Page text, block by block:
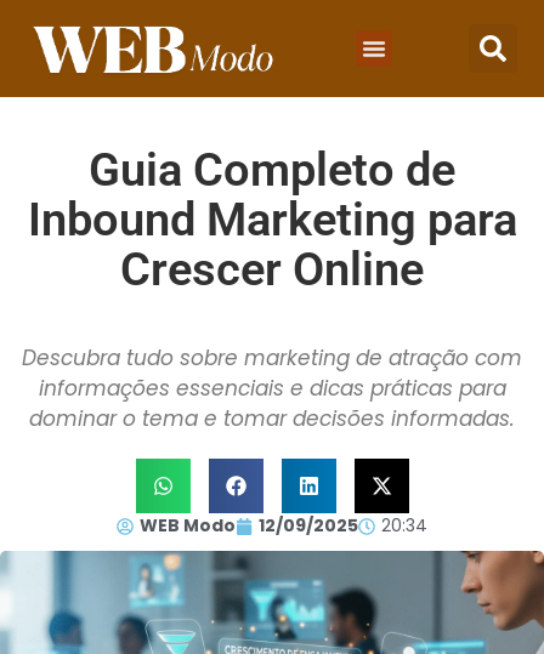
Guia Completo de
Inbound Marketing para
Crescer Online
Descubra tudo sobre marketing de atração com
informações essenciais e dicas práticas para
dominar o tema e tomar decisões informadas.
WEB Modo 12/09/2025 20:34